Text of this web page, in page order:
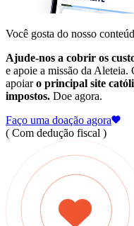
Você gosta do nosso
Ajude-nos a cobrir os
e apoie a missão da Aleteia.
apoiaro principal site
impostos. Doe agora.
Faço uma doação agora
( Com dedução fiscal )